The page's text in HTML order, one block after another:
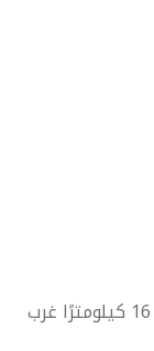
يقع المطار في مدينة أوب وعلى بعد حوالي 16 كيلومترًا غرب